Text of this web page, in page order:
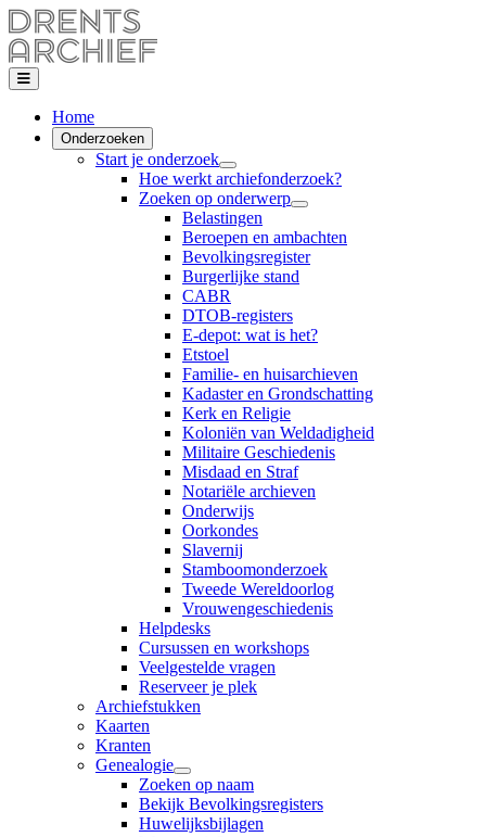
Home
Onderzoeken
Start je onderzoek
Hoe werkt archiefonderzoek?
Zoeken op onderwerp
Belastingen
Beroepen en ambachten
Bevolkingsregister
Burgerlijke stand
CABR
DTOB-registers
E-depot: wat is het?
Etstoel
Familie- en huisarchieven
Kadaster en Grondschatting
Kerk en Religie
Koloniën van Weldadigheid
Militaire Geschiedenis
Misdaad en Straf
Notariële archieven
Onderwijs
Oorkondes
Slavernij
Stamboomonderzoek
Tweede Wereldoorlog
Vrouwengeschiedenis
Helpdesks
Cursussen en workshops
Veelgestelde vragen
Reserveer je plek
Archiefstukken
Kaarten
Kranten
Genealogie
Zoeken op naam
Bekijk Bevolkingsregisters
Huwelijksbijlagen